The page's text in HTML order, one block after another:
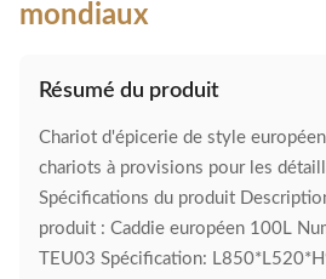
mondiaux
Résumé du produit
Chariot d'épicerie de style
chariots à provisions pour les
Spécifications du produit
produit : Caddie européen 100L
TEU03 Spécification: